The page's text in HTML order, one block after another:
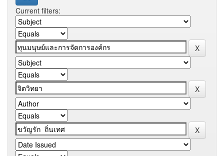
Current filters: